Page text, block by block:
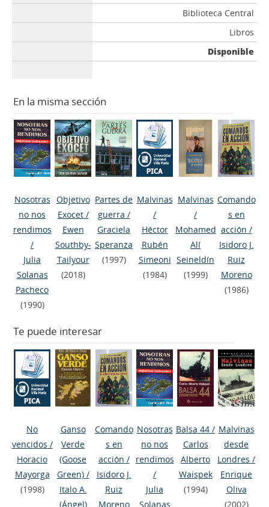
Biblioteca Central
Libros
Disponible
En la misma sección
Nosotras
no nos
rendimos
/
Julia
Solanas
Pacheco
(1990)
Objetivo
Exocet/
Ewen
Southby-
Tailyour
(2018)
Partes de
guerra /
Graciela
Speranza
(1997)
Malvinas
/
Héctor
Rubén
Simeoni
(1984)
Malvinas
/
Mohamed
Alí
Seineldín
(1999)
Comando
s en
acción /
Isidoro J.
Ruiz
Moreno
(1986)
Te puede interesar
No
vencidos /
Horacio
Mayorga
(1998)
Ganso
Verde
(Goose
Green)/
Italo A.
(Ángel)
Comando
s en
acción /
Isidoro J.
Ruiz
Moreno
Nosotras
no nos
rendimos
/
Julia
Solanas
Balsa 44 /
Carlos
Alberto
Waispek
(1994)
Malvinas
desde
Londres /
Enrique
Oliva
(2002)